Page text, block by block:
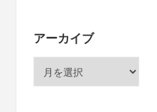
アーカイブ